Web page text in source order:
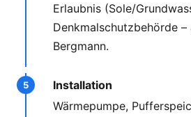
Erlaubnis (Sole/
Denkmalschutzbehörde
Bergmann.
Installation
Wärmepumpe,